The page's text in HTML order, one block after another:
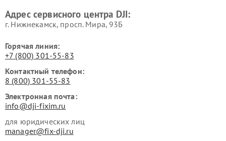
Адрес сервисного центра DJI:
г. Нижнекамск, просп. Мира, 93Б
Горячая линия:
+7 (800) 301-55-83
Контактный телефон:
8 (800) 301-55-83
Электронная почта:
info@dji-fixim.ru
для юридических лиц
manager@fix-dji.ru